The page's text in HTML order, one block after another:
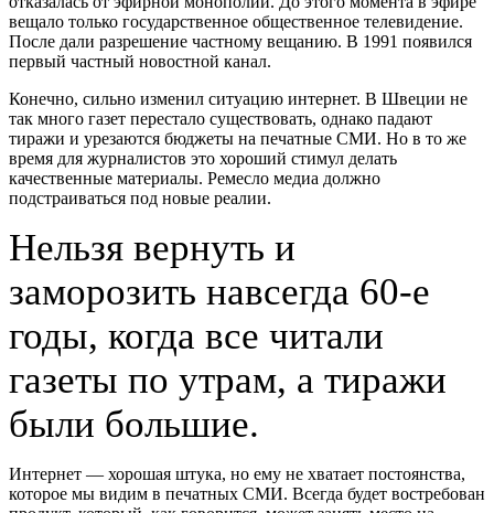
вещало только государственное общественное телевидение.
После дали разрешение частному вещанию. В 1991 появился
первый частный новостной канал.
Конечно, сильно изменил ситуацию интернет. В Швеции не
так много газет перестало существовать, однако падают
тиражи и урезаются бюджеты на печатные СМИ. Но в то же
время для журналистов это хороший стимул делать
качественные материалы. Ремесло медиа должно
подстраиваться под новые реалии.
Нельзя вернуть и
заморозить навсегда 60-е
годы, когда все читали
газеты по утрам, а тиражи
были большие.
Интернет — хорошая штука, но ему не хватает постоянства,
которое мы видим в печатных СМИ. Всегда будет востребован